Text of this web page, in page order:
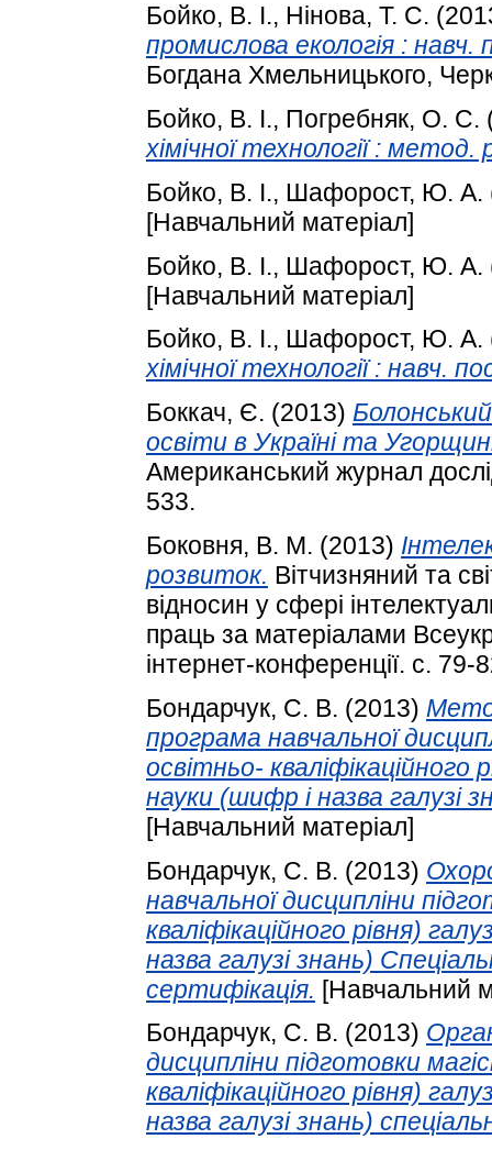
Бойко, В. І., Нінова, Т. С.
промислова екологія : навч.
Богдана Хмельницького,
Бойко, В. І., Погребняк, О. С.
хімічної технології : метод.
Бойко, В. І., Шафорост, Ю. А.
[Навчальний матеріал]
Бойко, В. І., Шафорост, Ю. А.
[Навчальний матеріал]
Бойко, В. І., Шафорост, Ю. А.
хімічної технології : навч.
Боккач, Є. (2013)
освіти в Україні та
Американський журнал
533.
Боковня, В. М. (2013)
розвиток. Вітчизняний та
відносин у сфері
праць за матеріалами
інтернет-конференції. с.
Бондарчук, С. В. (2013)
програма навчальної
освітньо- кваліфікаційного
науки (шифр і назва галузі
[Навчальний матеріал]
Бондарчук, С. В. (2013)
навчальної дисципліни
кваліфікаційного рівня)
назва галузі знань)
сертифікація. [Навчальний
Бондарчук, С. В. (2013)
дисципліни підготовки
кваліфікаційного рівня)
назва галузі знань)